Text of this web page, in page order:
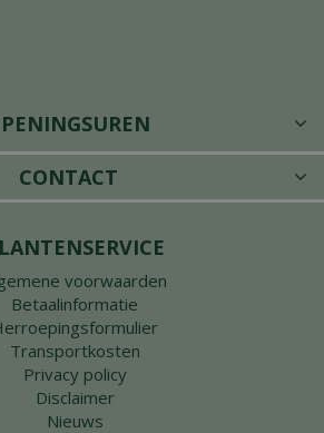
CONTACT
voorwaarden
Betaalinformatie
Transportkosten
Privacy policy
Disclaimer
Nieuws